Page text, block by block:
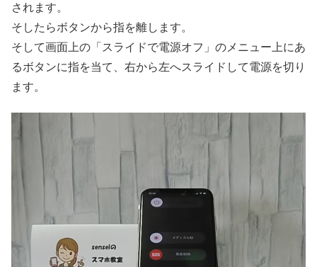
されます。
そしたらボタンから指を離します。
そして画面上の「スライドで電源オフ」のメニュー上にあ
るボタンに指を当て、右から左へスライドして電源を切り
ます。